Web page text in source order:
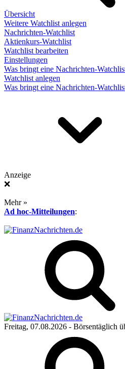
Übersicht
Weitere Watchlist anlegen
Nachrichten-Watchlist
Aktienkurs-Watchlist
Watchlist bearbeiten
Einstellungen
Was bringt eine Nachrichten-
Watchlist anlegen
Was bringt eine Nachrichten-
Anzeige
❌
Mehr »
Ad hoc-Mitteilungen:
Freitag, 07.08.2026 - Börsentäglich